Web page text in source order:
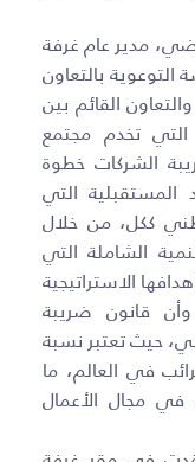
مدير عام غرفة
بالتعاون
القائم بين
التي تخدم مجتمع
الشركات خطوة
المستقبلية التي
ككل، من خلال
الشاملة التي
الاستراتيجية
قانون ضريبة
حيث تعتبر نسبة
في العالم، ما
في مجال الأعمال